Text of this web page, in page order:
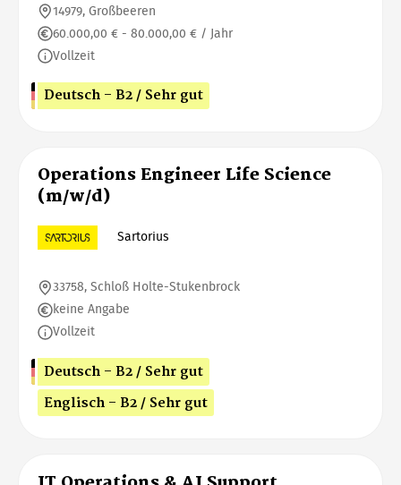
14979, Großbeeren
60.000,00 € - 80.000,00 € / Jahr
Vollzeit
Deutsch - B2 / Sehr gut
Operations Engineer Life Science
(m/w/d)
Sartorius
33758, Schloß Holte-Stukenbrock
keine Angabe
Vollzeit
Deutsch - B2 / Sehr gut
Englisch - B2 / Sehr gut